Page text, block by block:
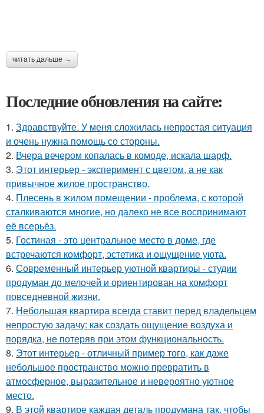
читать дальше →
Последние обновления на сайте:
1. Здравствуйте. У меня сложилась непростая ситуация
и очень нужна помощь со стороны.
2. Вчера вечером копалась в комоде, искала шарф.
3. Этот интерьер - эксперимент с цветом, а не как
привычное жилое пространство.
4. Плесень в жилом помещении - проблема, с которой
сталкиваются многие, но далеко не все воспринимают
её всерьёз.
5. Гостиная - это центральное место в доме, где
встречаются комфорт, эстетика и ощущение уюта.
6. Современный интерьер уютной квартиры - студии
продуман до мелочей и ориентирован на комфорт
повседневной жизни.
7. Небольшая квартира всегда ставит перед владельцем
непростую задачу: как создать ощущение воздуха и
порядка, не потеряв при этом функциональность.
8. Этот интерьер - отличный пример того, как даже
небольшое пространство можно превратить в
атмосферное, выразительное и невероятно уютное
место.
9. В этой квартире каждая деталь продумана так, чтобы